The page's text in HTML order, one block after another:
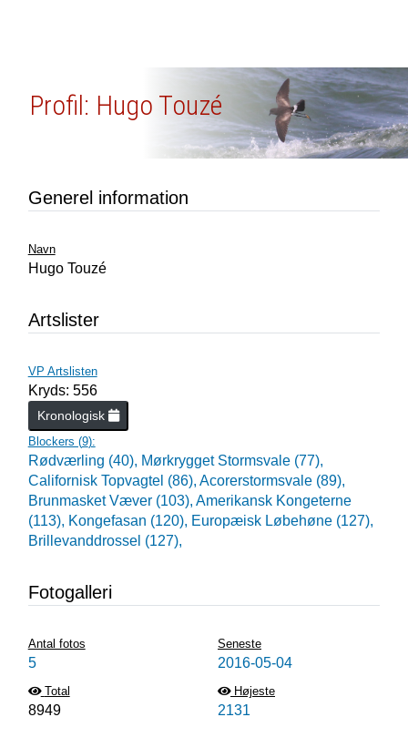
Profil: Hugo Touzé
Generel information
Navn
Hugo Touzé
Artslister
VP Artslisten
Kryds: 556
Kronologisk
Blockers (9):
Rødværling (40), Mørkrygget Stormsvale (77),
Californisk Topvagtel (86), Acorerstormsvale (89),
Brunmasket Væver (103), Amerikansk Kongeterne
(113), Kongefasan (120), Europæisk Løbehøne (127),
Brillevanddrossel (127),
Fotogalleri
Antal fotos
5
Seneste
2016-05-04
Total
8949
Højeste
2131